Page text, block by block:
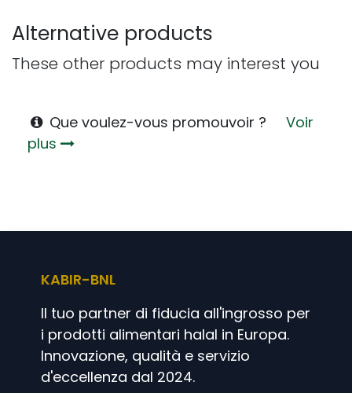
Alternative products
These other products may interest you
Que voulez-vous promouvoir ?Voir
plus
KABIR-BNL
Il tuo partner di fiducia all'ingrosso per
i prodotti alimentari halal in Europa.
Innovazione, qualità e servizio
d'eccellenza dal 2024.